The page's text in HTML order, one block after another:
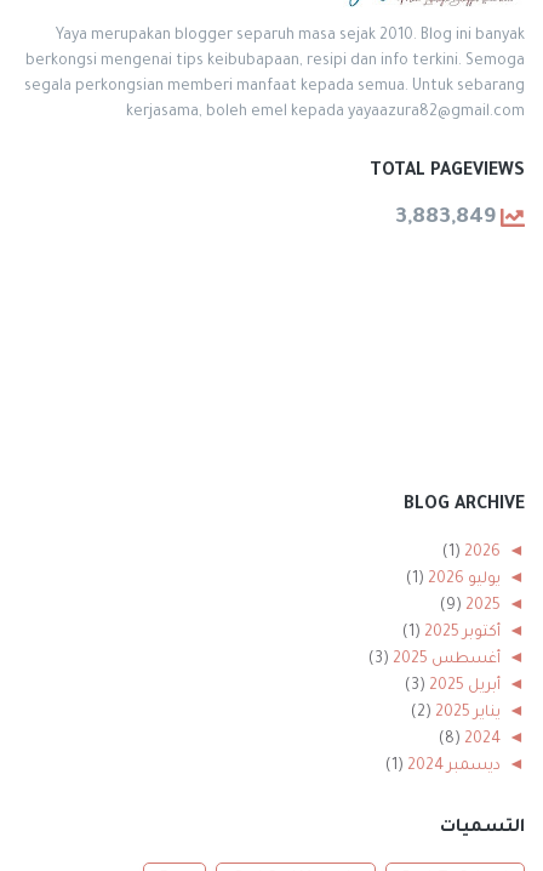
Yaya merupakan blogger separuh masa sejak 2010. Blog ini banyak
berkongsi mengenai tips keibubapaan, resipi dan info terkini. Semoga
segala perkongsian memberi manfaat kepada semua. Untuk sebarang
kerjasama, boleh emel kepada yayaazura82@gmail.com
TOTAL PAGEVIEWS
3,883,849
BLOG ARCHIVE
◄
2026
(1)
◄ يوليو 2026
(1)
◄
2025
(9)
◄ أكتوبر 2025
(1)
◄ أغسطس 2025
(3)
◄ أبريل 2025
(3)
◄ يناير 2025
(2)
◄
2024
(8)
◄ ديسمبر 2024
(1)
◄ أكتوبر 2024
التسميات